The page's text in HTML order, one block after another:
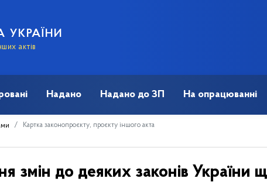
УКРАЇНИ
актів
Надано Надано до ЗП На опрацюванні
Картка законопроєкту, проєкту іншого акта
змін до деяких законів України